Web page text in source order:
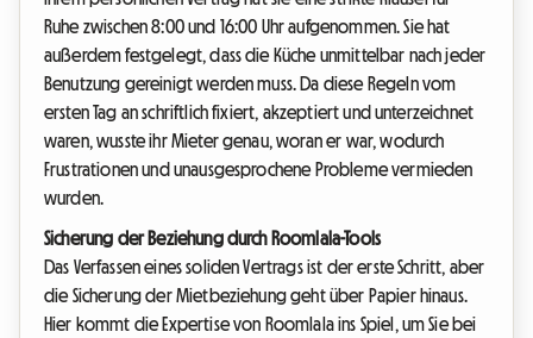
Ruhe zwischen 8:00 und 16:00 Uhr aufgenommen. Sie hat
außerdem festgelegt, dass die Küche unmittelbar nach jeder
Benutzung gereinigt werden muss. Da diese Regeln vom
ersten Tag an schriftlich fixiert, akzeptiert und unterzeichnet
waren, wusste ihr Mieter genau, woran er war, wodurch
Frustrationen und unausgesprochene Probleme vermieden
wurden.
Sicherung der Beziehung durch Roomlala-Tools
Das Verfassen eines soliden Vertrags ist der erste Schritt, aber
die Sicherung der Mietbeziehung geht über Papier hinaus.
Hier kommt die Expertise von Roomlala ins Spiel, um Sie bei